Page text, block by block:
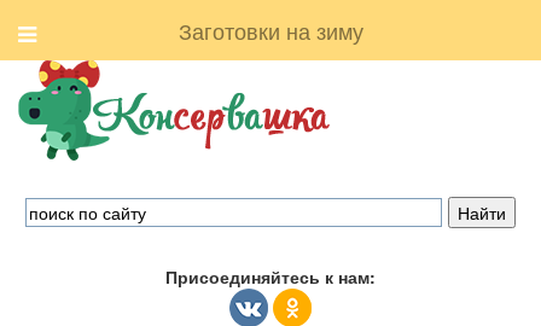
Заготовки на зиму
Присоединяйтесь к нам: